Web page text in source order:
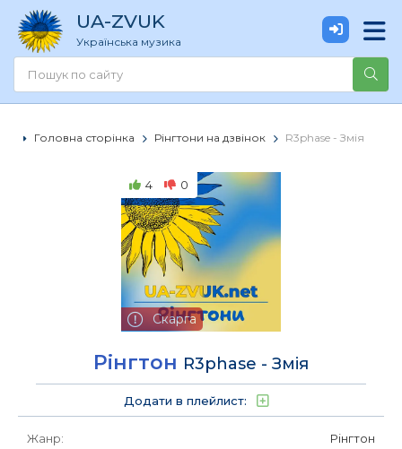
UA-ZVUK
Українська музика
Головна сторінка Рінгтони на дзвінок R3phase - Змія
4 0
Скарга
Рінгтон R3phase - Змія
Додати в плейлист:
Жанр:
Рінгтон